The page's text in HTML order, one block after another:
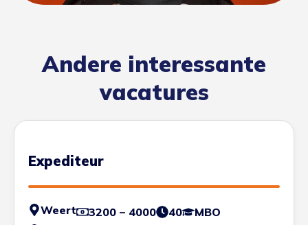
Andere interessante
vacatures
Expediteur
Weert 3200 – 4000 40
MBO